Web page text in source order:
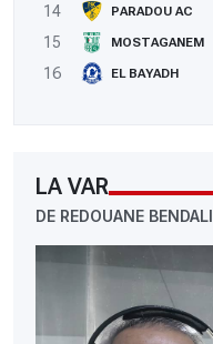
14
PARADOU AC
15
MOSTAGANEM
16
EL BAYADH
LA VAR
DE REDOUANE BENDALI